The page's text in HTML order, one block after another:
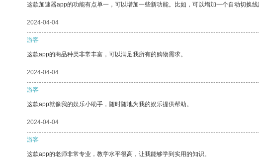
这款加速器app的功能有点单一，可以增加一些新功能。比如，可以增加一个自动切换
2024-04-04
游客
这款app的商品种类非常丰富，可以满足我所有的购物需求。
2024-04-04
游客
这款app就像我的娱乐小助手，随时随地为我的娱乐提供帮助。
2024-04-04
游客
这款app的老师非常专业，教学水平很高，让我能够学到实用的知识。